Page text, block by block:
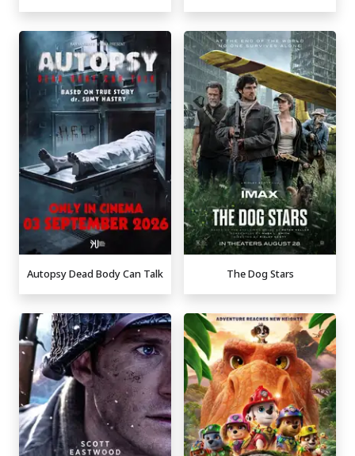
Autopsy Dead Body Can Talk The Dog Stars